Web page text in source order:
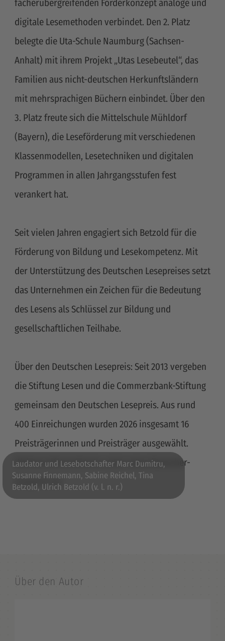
fächerübergreifenden Förderkonzept analoge und
digitale Lesemethoden verbindet. Den 2. Platz
belegte die Uta-Schule Naumburg (Sachsen-
Anhalt) mit ihrem Projekt „Utas Lesebeutel“, das
Familien aus nicht-deutschen Herkunftsländern
mit mehrsprachigen Büchern einbindet. Über den
3. Platz freute sich die Mittelschule Mühldorf
(Bayern), die Leseförderung mit verschiedenen
Klassenmodellen, Lesetechniken und digitalen
Programmen in allen Jahrgangsstufen fest
verankert hat.
Seit vielen Jahren engagiert sich Betzold für die
Förderung von Bildung und Lesekompetenz. Mit
der Unterstützung des Deutschen Lesepreises setzt
das Unternehmen ein Zeichen für die Bedeutung
des Lesens als Schlüssel zur Bildung und
gesellschaftlichen Teilhabe.
Über den Deutschen Lesepreis: Seit 2013 vergeben
die Stiftung Lesen und die Commerzbank-Stiftung
gemeinsam den Deutschen Lesepreis. Aus rund
400 Einreichungen wurden 2026 insgesamt 16
Preisträgerinnen und Preisträger ausgewählt.
Weitere Informationen unter www.deutscher-
lesepreis.de.
Laudator und Lesebotschafter Marc Dumitru,
Susanne Finnemann, Sabine Reichel, Tina
Betzold, Ulrich Betzold (v. l. n. r.)
Über den Autor